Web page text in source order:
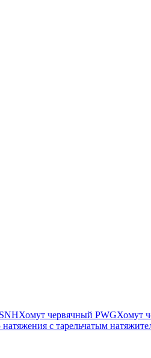
Хомут червячный PWGХомут
с тарельчатым